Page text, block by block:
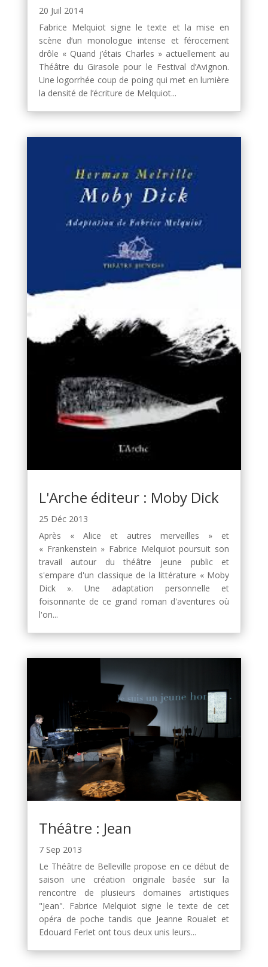
20 Juil 2014
Fabrice Melquiot signe le texte et la mise en
scène d’un monologue intense et férocement
drôle « Quand j’étais Charles » actuellement au
Théâtre du Girasole pour le Festival d’Avignon.
Une logorrhée coup de poing qui met en lumière
la densité de l’écriture de Melquiot...
L'Arche éditeur : Moby Dick
25 Déc 2013
Après « Alice et autres merveilles » et
« Frankenstein » Fabrice Melquiot poursuit son
travail autour du théâtre jeune public et
s'empare d'un classique de la littérature « Moby
Dick ». Une adaptation personnelle et
foisonnante de ce grand roman d'aventures où
l'on...
Théâtre : Jean
7 Sep 2013
Le Théâtre de Belleville propose en ce début de
saison une création originale basée sur la
rencontre de plusieurs domaines artistiques
"Jean". Fabrice Melquiot signe le texte de cet
opéra de poche tandis que Jeanne Roualet et
Edouard Ferlet ont tous deux unis leurs...